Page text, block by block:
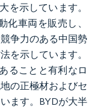
を示しています。
化車両を販売し、
争力のある中国勢
を示しています。
ることと有利なロ
の正極材およびセ
ます。BYDが大半